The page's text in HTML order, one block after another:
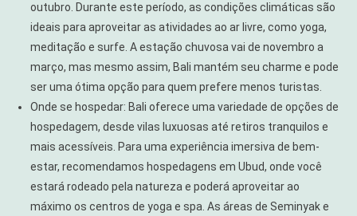
outubro. Durante este período, as condições climáticas são
ideais para aproveitar as atividades ao ar livre, como yoga,
meditação e surfe. A estação chuvosa vai de novembro a
março, mas mesmo assim, Bali mantém seu charme e pode
ser uma ótima opção para quem prefere menos turistas.
Onde se hospedar: Bali oferece uma variedade de opções de
hospedagem, desde vilas luxuosas até retiros tranquilos e
mais acessíveis. Para uma experiência imersiva de bem-
estar, recomendamos hospedagens em Ubud, onde você
estará rodeado pela natureza e poderá aproveitar ao
máximo os centros de yoga e spa. As áreas de Seminyak e